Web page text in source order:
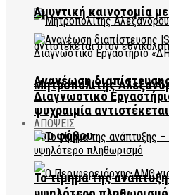
Μητροπολίτης
ψυχραιμία
του φόβου
Αμυντική καινοτομία
Ανανέωση
Διαγνωστικό
ΑΠΟΨΕΙΣ
Το τίμημα της